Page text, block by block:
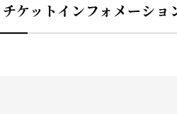
チケットインフォメーショ